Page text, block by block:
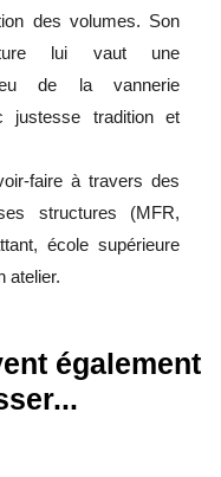
des volumes. Son
lui vaut une
de la vannerie
justesse tradition et
faire à travers des
structures (MFR,
école supérieure
atelier.
également